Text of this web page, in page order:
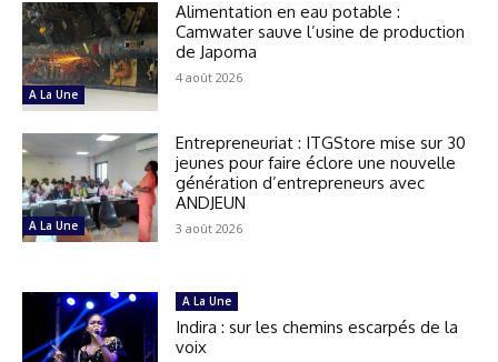
A La Une
Alimentation en eau potable :
Camwater sauve l’usine de production
de Japoma
4 août 2026
A La Une
Entrepreneuriat : ITGStore mise sur 30
jeunes pour faire éclore une nouvelle
génération d’entrepreneurs avec
ANDJEUN
3 août 2026
A La Une
Indira : sur les chemins escarpés de la
voix